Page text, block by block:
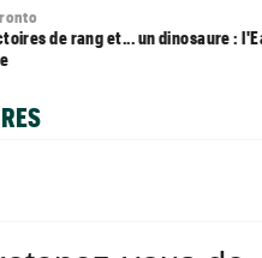
de rang et... un dinosaure :
Atmane se tourne vers l'Ohio et un
Anisimova : "J'essaie de retrouver le